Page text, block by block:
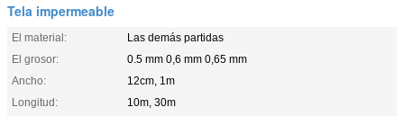
Tela impermeable
El material:
Las demás partidas
El grosor:
0.5 mm 0,6 mm 0,65 mm
Ancho:
12cm, 1m
Longitud:
10m, 30m